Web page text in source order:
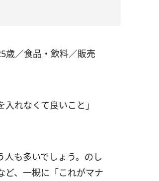
歳／食品・飲料／販売
れなくて良いこと」
も多いでしょう。のし
ど、一概に「これがマナ